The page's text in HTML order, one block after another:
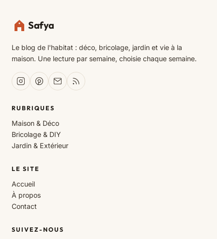
Safya
Le blog de l'habitat : déco, bricolage, jardin et vie à la
maison. Une lecture par semaine, choisie chaque semaine.
RUBRIQUES
Maison & Déco
Bricolage & DIY
Jardin & Extérieur
LE SITE
Accueil
À propos
Contact
SUIVEZ-NOUS